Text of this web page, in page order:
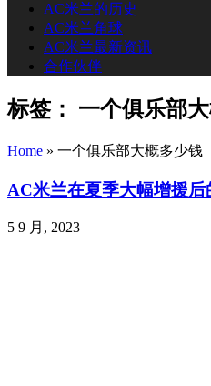
AC米兰的历史
AC米兰角球
AC米兰最新资讯
合作伙伴
标签： 一个俱乐部
Home » 一个俱乐部大概多少钱
AC米兰在夏季大幅增援后
5 9 月, 2023